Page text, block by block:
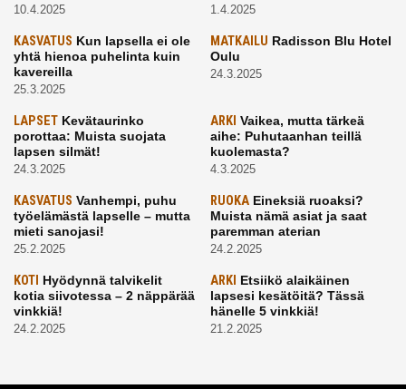
10.4.2025 1.4.2025
KASVATUS Kun lapsella ei ole
yhtä hienoa puhelinta kuin
kavereilla
25.3.2025
MATKAILU Radisson Blu Hotel
Oulu
24.3.2025
LAPSET Kevätaurinko
porottaa: Muista suojata
lapsen silmät!
24.3.2025
ARKI Vaikea, mutta tärkeä
aihe: Puhutaanhan teillä
kuolemasta?
4.3.2025
KASVATUS Vanhempi, puhu
työelämästä lapselle – mutta
mieti sanojasi!
25.2.2025
RUOKAEineksiä ruoaksi?
Muista nämä asiat ja saat
paremman aterian
24.2.2025
KOTI Hyödynnä talvikelit
kotia siivotessa – 2 näppärää
vinkkiä!
24.2.2025
ARKI Etsiikö alaikäinen
lapsesi kesätöitä? Tässä
hänelle 5 vinkkiä!
21.2.2025